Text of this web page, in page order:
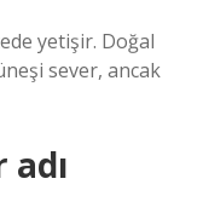
yetişir. Doğal
sever, ancak